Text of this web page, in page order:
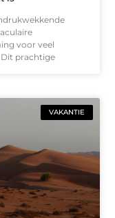
voor veel
Dit prachtige
VAKANTIE